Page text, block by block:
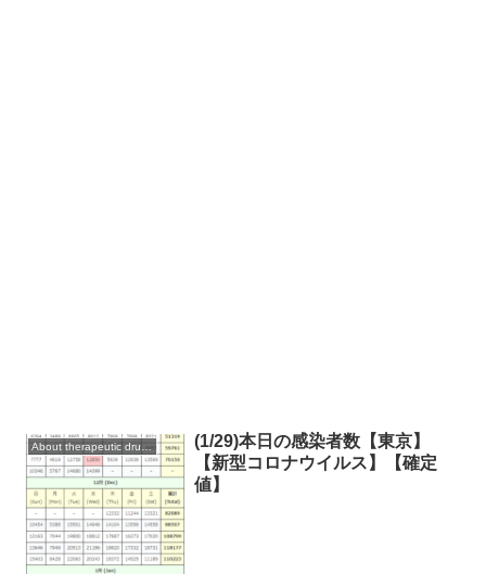
(1/29)本日の感染者数【東京】
【新型コロナウイルス】【確定
値】